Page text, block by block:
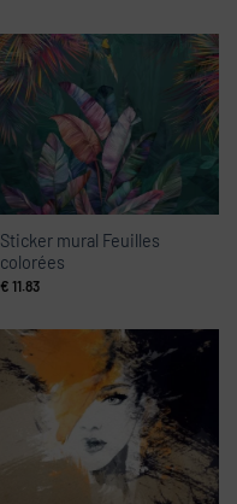
Sticker mural Feuilles
colorées
€ 11.83